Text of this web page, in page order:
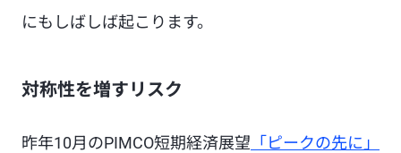
にもしばしば起こります。
対称性を増すリスク
昨年10月のPIMCO短期経済展望 「ピークの先に 」